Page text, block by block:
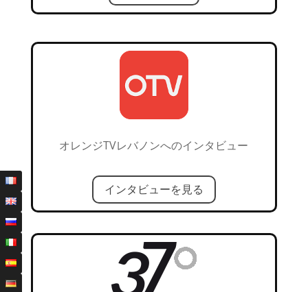
オレンジTVレバノンへのインタビュー
インタビューを見る